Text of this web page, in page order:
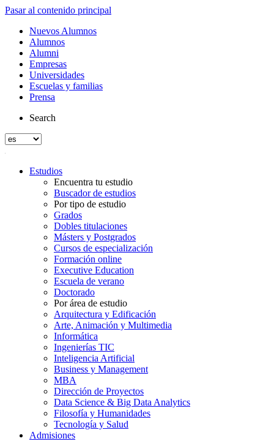
Pasar al contenido principal
Nuevos Alumnos
Alumnos
Alumni
Empresas
Universidades
Escuelas y familias
Prensa
Search
Estudios
Encuentra tu estudio
Buscador de estudios
Por tipo de estudio
Grados
Dobles titulaciones
Másters y Postgrados
Cursos de especialización
Formación online
Executive Education
Escuela de verano
Doctorado
Por área de estudio
Arquitectura y Edificación
Arte, Animación y Multimedia
Informática
Ingenierías TIC
Inteligencia Artificial
Business y Management
MBA
Dirección de Proyectos
Data Science & Big Data Analytics
Filosofía y Humanidades
Tecnología y Salud
Admisiones